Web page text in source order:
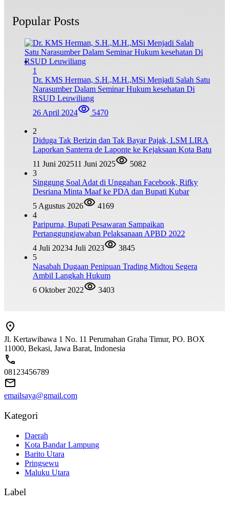
Popular Posts
1
Dr. KMS Herman, S.H.,M.H.,MSi Menjadi Salah Satu
Narasumber Dalam Seminar Hukum kesehatan Di
RSUD Leuwiliang
26 April 2024
5470
2
Diduga Tak Berizin dan Tak Bayar Pajak, LSM LIRA
Laporkan Santerra de Laponte ke Kejaksaan Kota Batu
11 Juni 202511 Juni 2025
5082
3
Singgung Soal Adat di Unggahan Facebook, Rifky
Desriana Minta Maaf ke PDA dan Bupati Kubar
5 Agustus 2026
4169
4
Paripurna, Bupati Pesawaran Sampaikan
Pertanggungjawaban Pelaksanaan APBD 2022
4 Juli 20234 Juli 2023
3845
5
Nasabah Dugaan Penipuan Trading Midtou Segera
Ambil Langkah Hukum
6 Oktober 2022
3403
Jl. Kertawibawa 1 No. 11 Perumahan Graha Timur, PO. BOX
11000, Bekasi, Jawa Barat, Indonesia
08123456789
emailsaya@gmail.com
Kategori
Daerah
Kota Bandar Lampung
Barito Utara
Pringsewu
Maluku Utara
Label